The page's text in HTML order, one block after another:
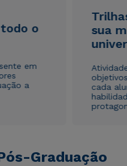
o
em
a
sua
cada
Graduação